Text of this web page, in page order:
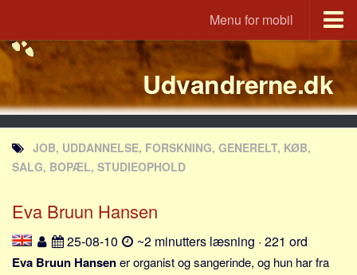
Menu for mobil
Portal
Udvandrerne.dk
Utvandrerne.no
Utvandrarna.se
Tyskland.dk
Rusland.dk
JLKM.dk
Lande
Udvandrerne.dk
JOB, UDDANNELSE, FORSKNING, GENERELT, KØB,
SALG, BOPÆL, STUDIEOPHOLD
Eva Bruun Hansen
25-08-10 ~2 minutters læsning · 221 ord
Eva Bruun Hansener organist og sangerinde, og hun har fra